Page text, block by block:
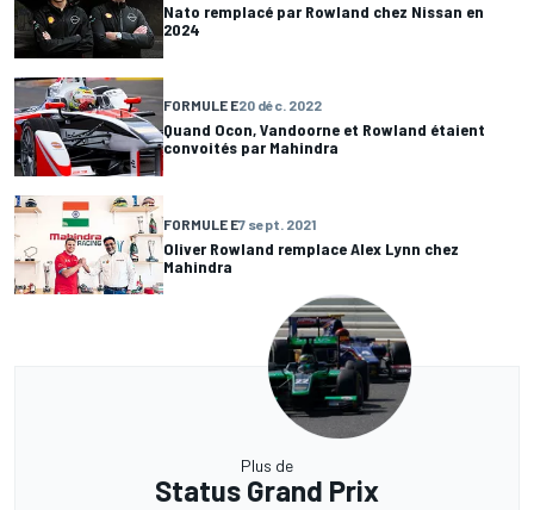
Nato remplacé par Rowland chez Nissan en
2024
FORMULE E20 déc. 2022
Quand Ocon, Vandoorne et Rowland étaient
convoités par Mahindra
FORMULE E7 sept. 2021
Oliver Rowland remplace Alex Lynn chez
Mahindra
Plus de
Status Grand Prix